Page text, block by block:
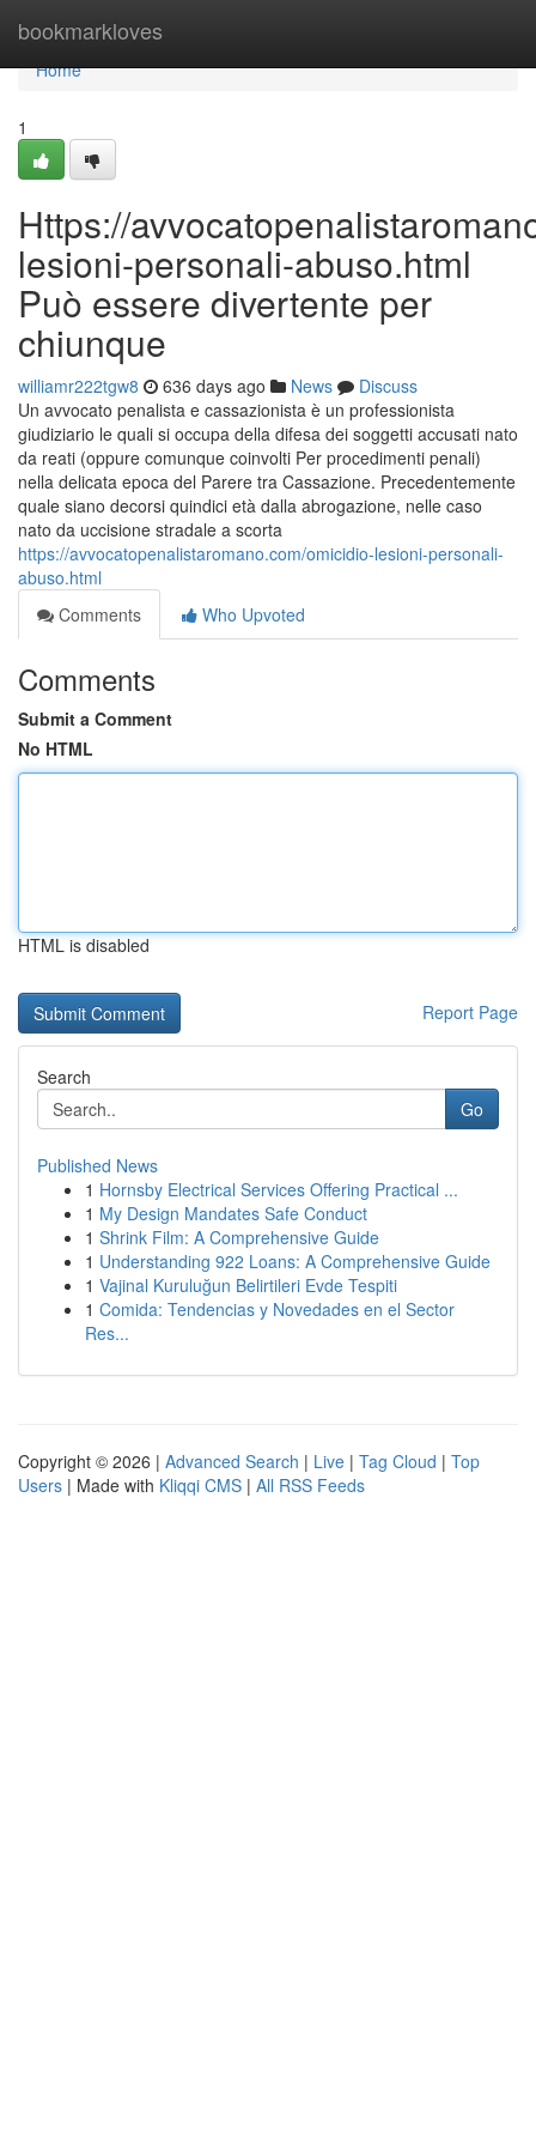
bookmarkloves
Home
Home
1
Https://
lesioni-personali-abuso.html
Può essere divertente per
chiunque
williamr222tgw8 636 days ago News
Discuss
Un avvocato penalista e cassazionista è un professionista
giudiziario le quali si occupa della difesa dei soggetti accusati nato
da reati (oppure comunque coinvolti Per procedimenti penali)
nella delicata epoca del Parere tra Cassazione. Precedentemente
quale siano decorsi quindici età dalla abrogazione, nelle caso
nato da uccisione stradale a scorta
https://avvocatopenalistaromano.com/omicidio-lesioni-personali-
abuso.html
Comments
Who Upvoted
Comments
Submit a Comment
No HTML
HTML is disabled
Report Page
Search
Go
Published News
1 Hornsby Electrical Services Offering Practical ...
1 My Design Mandates Safe Conduct
1 Shrink Film: A Comprehensive Guide
1 Understanding 922 Loans: A Comprehensive Guide
1 Vajinal Kuruluğun Belirtileri Evde Tespiti
1 Comida: Tendencias y Novedades en el Sector
Res...
Copyright © 2026 | Advanced Search | Live | Tag Cloud | Top
Users | Made with Kliqqi CMS | All RSS Feeds